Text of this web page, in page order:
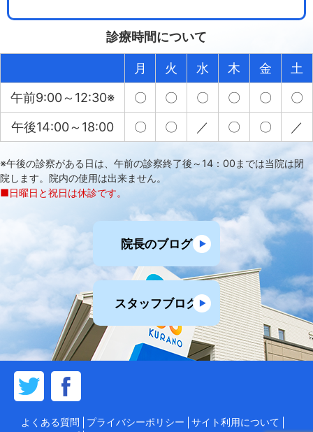
診療時間について
月 火 水 木 金
土
午前9:00～12:30※
〇 〇 〇 〇 〇
〇
午後14:00～18:00
〇 〇 ／ 〇 〇 ／
※午後の診察がある日は、午前の診察終了後～14：00までは当院は閉
院します。院内の使用は出来ません。
■日曜日と祝日は休診です。
院長のブログ
スタッフブログ
よくある質問 プライバシーポリシー
サイト利用について